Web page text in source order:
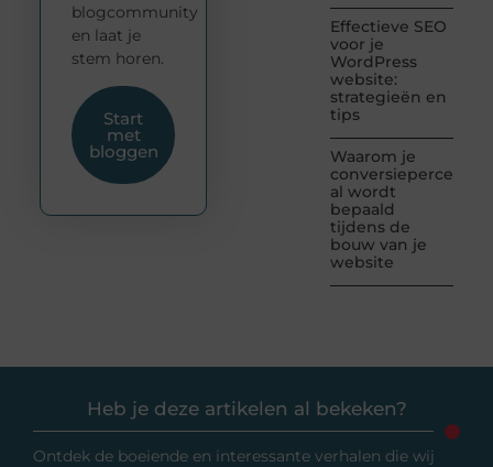
Effectieve SEO
voor je
WordPress
website:
strategieën en
tips
Waarom je
al wordt
bepaald
tijdens de
bouw van je
website
blogcommunity
en laat je
stem horen.
Start
met
bloggen
Heb je deze artikelen al bekeken?
Ontdek de boeiende en interessante verhalen die wij